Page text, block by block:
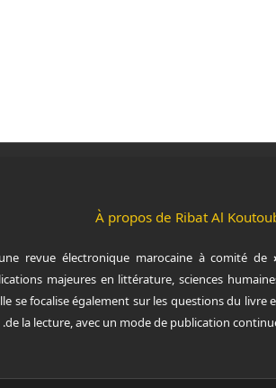
À propos de Ribat Al
«
revue électronique marocaine à comité de
majeures en littérature, sciences
se focalise également sur les questions du livre
de la lecture, avec un mode de publication